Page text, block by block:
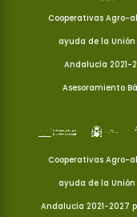
Cooperativas Agro-
ayuda de la Unión
Andalucía 2021-
Asesoramiento
Cooperativas Agro-
ayuda de la Unión
Andalucía 2021-2027